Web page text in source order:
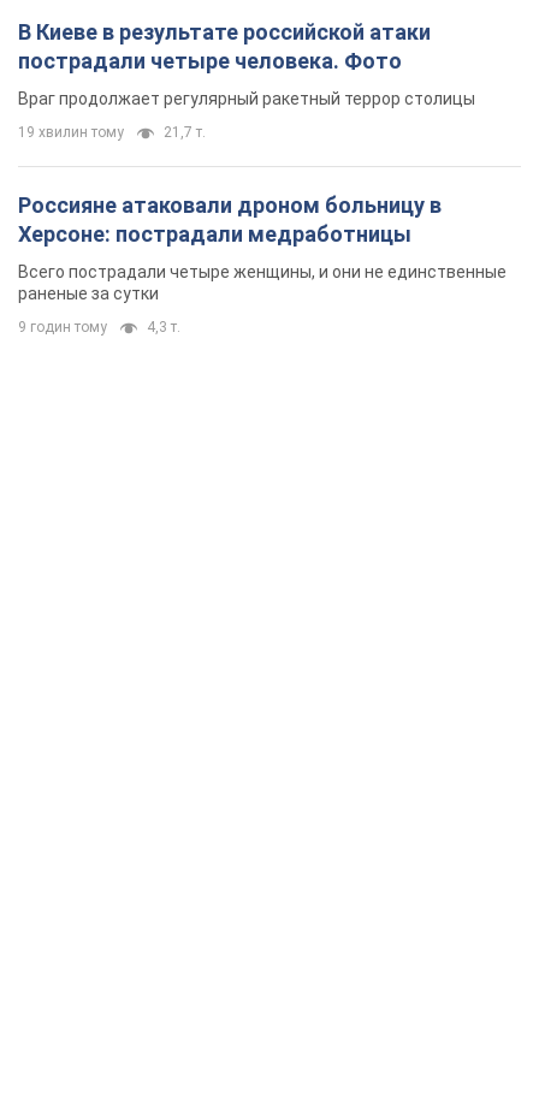
В Киеве в результате российской атаки
пострадали четыре человека. Фото
Враг продолжает регулярный ракетный террор столицы
19 хвилин тому 21,7 т.
Россияне атаковали дроном больницу в
Херсоне: пострадали медработницы
Всего пострадали четыре женщины, и они не единственные
раненые за сутки
9 годин тому 4,3 т.